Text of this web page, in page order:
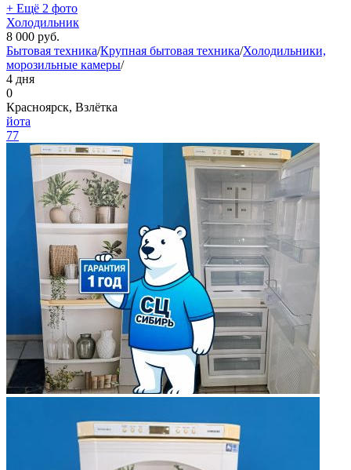
+ Ещё 2 фото
Холодильник
8 000 руб.
Бытовая техника/Крупная бытовая техника/Холодильники,
морозильные камеры/
4 дня
0
Красноярск, Взлётка
йота
77